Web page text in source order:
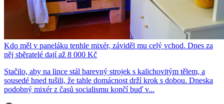
Kdo měl v paneláku tenhle mixér, záviděl mu celý vchod. Dnes za
něj sběratelé dají až 8 000 Kč
Stačilo, aby na lince stál barevný strojek s kalichovitým tělem, a
sousedé hned tušili, že tahle domácnost drží krok s dobou. Dneska
podobný mixér z časů socialismu končí buď v...